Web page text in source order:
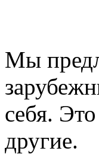
Мы
себя.
другие.